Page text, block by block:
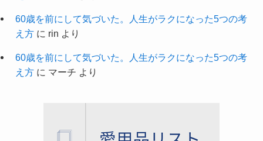
60歳を前にして気づいた。人生がラクになった5つの考
え方に rin より
60歳を前にして気づいた。人生がラクになった5つの考
え方に マーチ より